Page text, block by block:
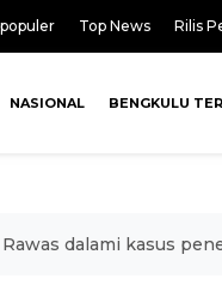
Top News Rilis
NASIONAL BENGKULU
dalami kasus